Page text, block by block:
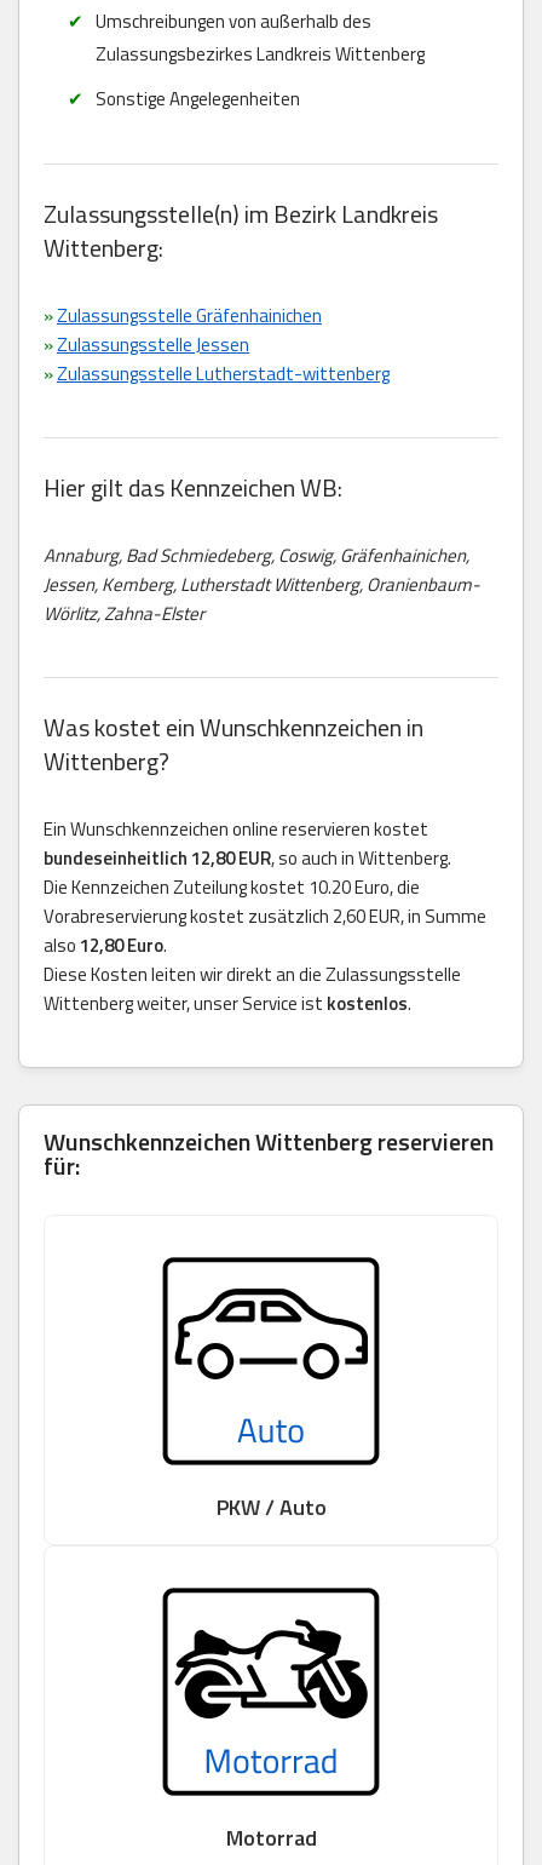
Umschreibungen von außerhalb des
Zulassungsbezirkes Landkreis Wittenberg
Sonstige Angelegenheiten
Zulassungsstelle(n) im Bezirk Landkreis
Wittenberg:
»Zulassungsstelle Gräfenhainichen
»Zulassungsstelle Jessen
»Zulassungsstelle Lutherstadt-wittenberg
Hier gilt das Kennzeichen WB:
Annaburg, Bad Schmiedeberg, Coswig, Gräfenhainichen,
Jessen, Kemberg, Lutherstadt Wittenberg, Oranienbaum-
Wörlitz, Zahna-Elster
Was kostet ein Wunschkennzeichen in
Wittenberg?
Ein Wunschkennzeichen online reservieren kostet
bundeseinheitlich 12,80 EUR, so auch in Wittenberg.
Die Kennzeichen Zuteilung kostet 10.20 Euro, die
Vorabreservierung kostet zusätzlich 2,60 EUR, in Summe
also 12,80 Euro.
Diese Kosten leiten wir direkt an die Zulassungsstelle
Wittenberg weiter, unser Service ist kostenlos.
Wunschkennzeichen Wittenberg reservieren
für:
PKW / Auto
Motorrad